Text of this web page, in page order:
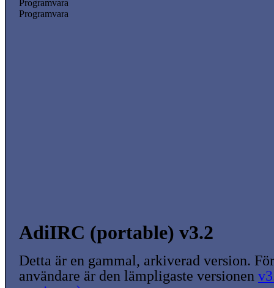
Programvara
Programvara
AdiIRC (portable) v3.2
Detta är en gammal, arkiverad version.
användare är den lämpligaste versionen